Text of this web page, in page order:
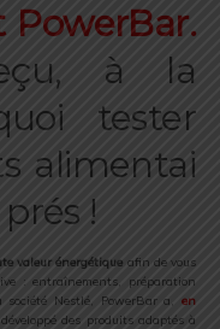
PowerBar.
à la
tester
alimentai
!
valeur énergétique afin de vous
: entraînements, préparation
Nestlé, PowerBar a, en
des produits adaptés à